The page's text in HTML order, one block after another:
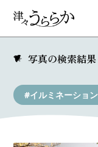
写真の検索結果
#イルミネーション